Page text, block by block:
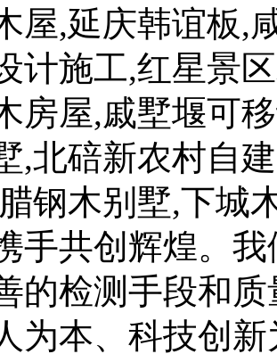
屋,延庆韩谊板,
计施工,红星景
房屋,戚墅堰可
,北碚新农村自
钢木别墅,下城
手共创辉煌。
的检测手段和
为本、科技创